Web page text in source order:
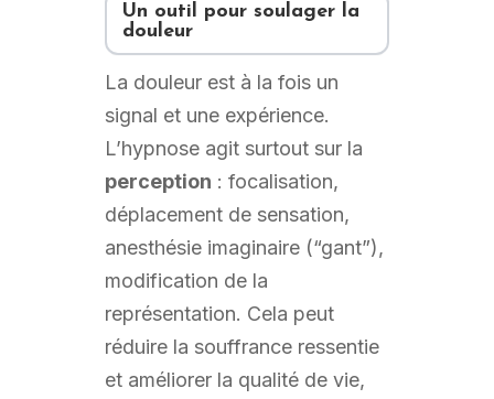
Un outil pour soulager la
douleur
La douleur est à la fois un
signal et une expérience.
L’hypnose agit surtout sur la
perception : focalisation,
déplacement de sensation,
anesthésie imaginaire (“gant”),
modification de la
représentation. Cela peut
réduire la souffrance ressentie
et améliorer la qualité de vie,